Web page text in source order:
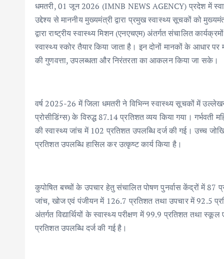
e
b
o
o
it
te
r
ai
l
at
s
A
p
k
e
dI
n
ar
e
धमतरी, 01 जून 2026 (IMNB NEWS AGENCY) प्रदेश में
उद्देश्य से माननीय मुख्यमंत्री द्वारा प्रमुख स्वास्थ्य सूचकों को
द्वारा राष्ट्रीय स्वास्थ्य मिशन (एनएचएम) अंतर्गत संचालित
स्वास्थ्य स्कोर तैयार किया जाता है। इन दोनों मानकों के आधार
की गुणवत्ता, उपलब्धता और निरंतरता का आकलन किया जा सके।
वर्ष 2025-26 में जिला धमतरी ने विभिन्न स्वास्थ्य सूचकों में
प्रोसीडिंग्स) के विरुद्ध 87.14 प्रतिशत व्यय किया गया।
की स्वास्थ्य जांच में 102 प्रतिशत उपलब्धि दर्ज की गई। उच्च
प्रतिशत उपलब्धि हासिल कर उत्कृष्ट कार्य किया है।
कुपोषित बच्चों के उपचार हेतु संचालित पोषण पुनर्वास केंद्रों में 87
जांच, खोज एवं पंजीयन में 126.7 प्रतिशत तथा उपचार में 92.5
अंतर्गत विद्यार्थियों के स्वास्थ्य परीक्षण में 99.9 प्रतिशत तथा
प्रतिशत उपलब्धि दर्ज की गई है।